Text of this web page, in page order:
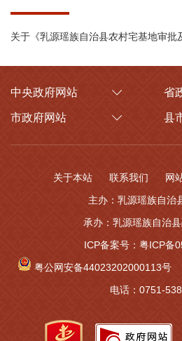
中央政府网站 省
市政府网站 县
关于本站 联系我们 网
主办：乳源瑶族自治
承办：乳源瑶族自治
ICP备案号：粤ICP备
粤公网安备44023202000113号
电话：0751-